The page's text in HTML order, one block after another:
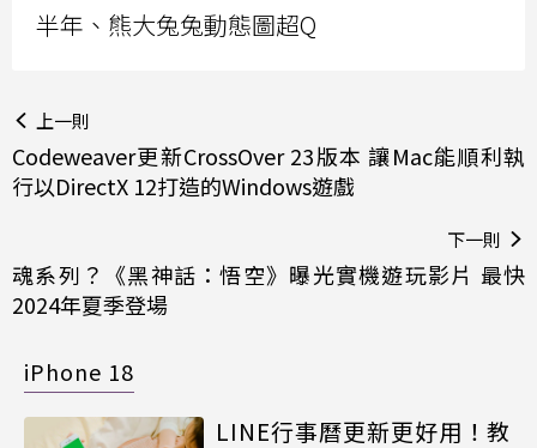
半年、熊大兔兔動態圖超Q
上一則
Codeweaver更新CrossOver 23版本 讓Mac能順利執
行以DirectX 12打造的Windows遊戲
下一則
魂系列？《黑神話：悟空》曝光實機遊玩影片 最快
2024年夏季登場
iPhone 18
LINE行事曆更新更好用！教